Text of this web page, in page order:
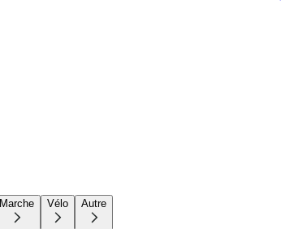
Marche Vélo Autre